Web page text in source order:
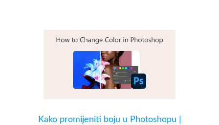
Kako promijeniti boju u Photoshopu |